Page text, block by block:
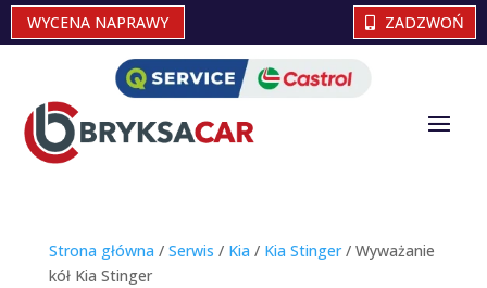
WYCENA NAPRAWY ZADZWOŃ
Strona główna / Serwis / Kia / Kia Stinger/ Wyważanie
kół Kia Stinger